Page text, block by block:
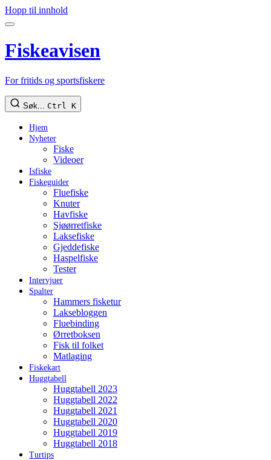
Hopp til innhold
Fiskeavisen
For fritids og sportsfiskere
Søk... Ctrl K
Hjem
Nyheter
Fiske
Videoer
Isfiske
Fiskeguider
Fluefiske
Knuter
Havfiske
Sjøørretfiske
Laksefiske
Gjeddefiske
Haspelfiske
Tester
Intervjuer
Spalter
Hammers fisketur
Laksebloggen
Fluebinding
Ørretboksen
Fisk til folket
Matlaging
Fiskekart
Huggtabell
Huggtabell 2023
Huggtabell 2022
Huggtabell 2021
Huggtabell 2020
Huggtabell 2019
Huggtabell 2018
Turtips